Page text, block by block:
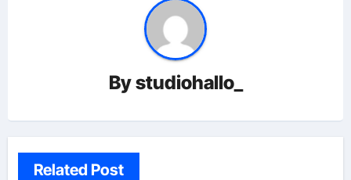
Bystudiohallo_
Related Post